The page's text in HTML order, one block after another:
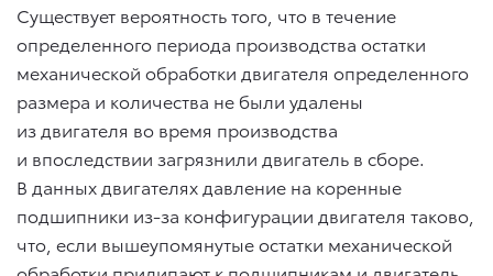
Существует вероятность того, что в течение
определенного периода производства остатки
механической обработки двигателя определенного
размера и количества не были удалены
из двигателя во время производства
и впоследствии загрязнили двигатель в сборе.
В данных двигателях давление на коренные
подшипники из-за конфигурации двигателя таково,
что, если вышеупомянутые остатки механической